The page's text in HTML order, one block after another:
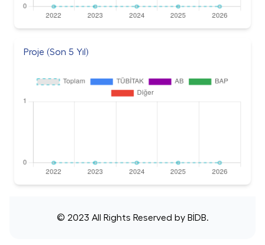
Proje (Son 5 Yıl)
© 2023 All Rights Reserved byBİDB.